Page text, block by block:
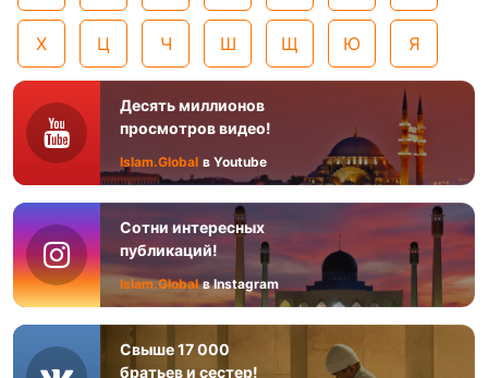
Х Ц Ч Ш Щ Ю Я
Десять миллионов
просмотров видео!
Islam.Global в Youtube
Сотни интересных
публикаций!
Islam.Global в Instagram
Свыше 17 000
братьев и сестер!